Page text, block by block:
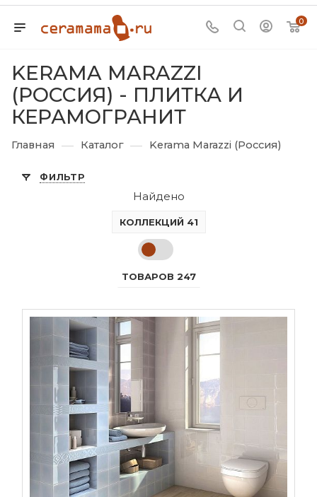
0
KERAMA MARAZZI
(РОССИЯ) - ПЛИТКА И
КЕРАМОГРАНИТ
Главная — Каталог — Kerama Marazzi (Россия)
ФИЛЬТР
Найдено
КОЛЛЕКЦИЙ 41
ТОВАРОВ 247